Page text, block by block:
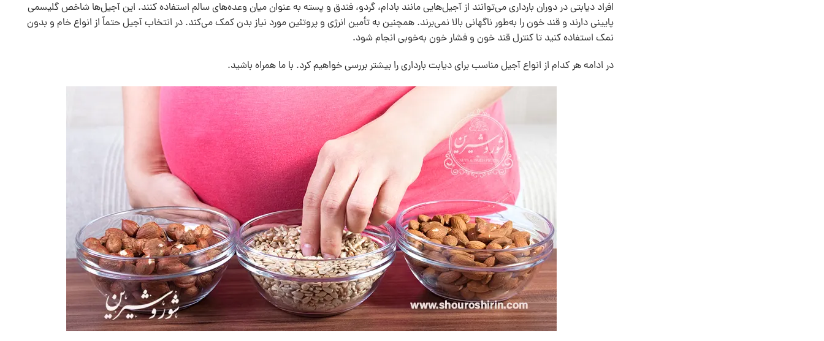
افراد دیابتی در دوران بارداری می‌توانند از آجیل‌هایی مانند بادام، گردو، فندق و پسته به‌ عنوان میان‌ وعده‌های سالم استفاده کنند. این آجیل‌ها شاخص گلیسمی
پایینی دارند و قند خون را به‌طور ناگهانی بالا نمی‌برند. همچنین به تأمین انرژی و پروتئین مورد نیاز بدن کمک می‌کند. در انتخاب آجیل حتماً از انواع خام و بدون
نمک استفاده کنید تا کنترل قند خون و فشار خون به‌خوبی انجام شود.
در ادامه هر کدام از انواع آجیل مناسب برای دیابت بارداری را بیشتر بررسی خواهیم کرد. با ما همراه باشید.